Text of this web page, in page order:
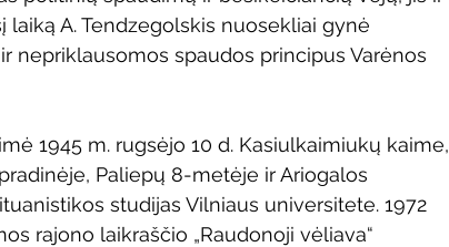
A. Tendzegolskis nuosekliai gynė
nepriklausomos spaudos principus Varėnos
m. rugsėjo 10 d. Kasiulkaimiukų kaime,
Paliepų 8-metėje ir Ariogalos
studijas Vilniaus universitete. 1972
rajono laikraščio „Raudonoji vėliava“